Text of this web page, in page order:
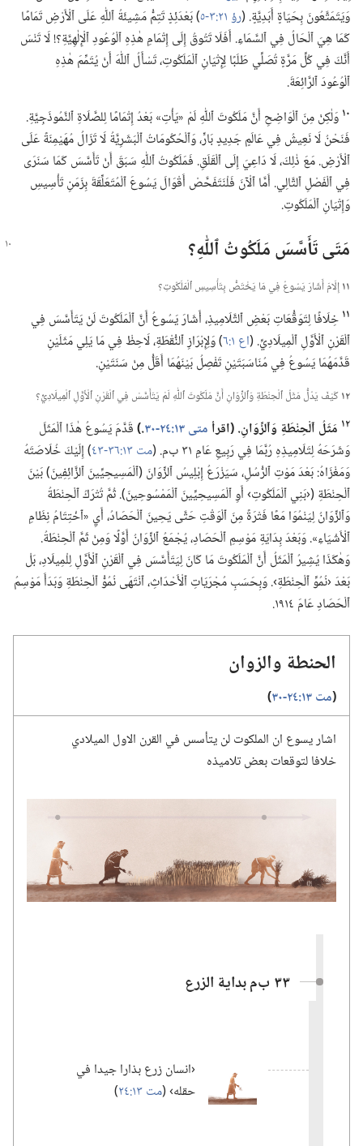
وَيَتَمَتَّعُونَ بِحَيَاةٍ أَبَدِيَّةٍ.‏ (‏رؤ ٢١:‏​٣-‏٥
‏)‏ بَعْدَئِذٍ تَتِمُّ مَشِيئَةُ ٱللّٰهِ عَلَى ٱلْأَرْضِ تَمَامًا
كَمَا هِيَ ٱلْحَالُ فِي ٱلسَّمَاءِ.‏ أَفَلَا تَتُوقُ إِلَى إِتْمَامِ هٰذِهِ ٱلْوُعُودِ ٱلْإِلٰهِيَّةِ؟‏!‏ لَا تَنْسَ
أَنَّكَ فِي كُلِّ مَرَّةٍ تُصَلِّي طَلَبًا لِإِتْيَانِ ٱلْمَلَكُوتِ،‏ تَسْأَلُ ٱللّٰهَ أَنْ يُتَمِّمَ هٰذِهِ
ٱلْوُعُودَ ٱلرَّائِعَةَ.‏
١٠ وَلٰكِنْ مِنَ ٱلْوَاضِحِ أَنَّ مَلَكُوتَ ٱللّٰهِ لَمْ «يَأْتِ» بَعْدُ إِتْمَامًا لِلصَّلَاةِ ٱلنَّمُوذَجِيَّةِ.‏
فَنَحْنُ لَا نَعِيشُ فِي عَالَمٍ جَدِيدٍ بَارٍّ،‏ وَٱلْحُكُومَاتُ ٱلْبَشَرِيَّةُ لَا تَزَالُ مُهَيْمِنَةً عَلَى
ٱلْأَرْضِ.‏ مَعَ ذٰلِكَ،‏ لَا دَاعِيَ إِلَى ٱلْقَلَقِ.‏ فَمَلَكُوتُ ٱللّٰهِ سَبَقَ أَنْ تَأَسَّسَ كَمَا سَنَرَى
فِي ٱلْفَصْلِ ٱلتَّالِي.‏ أَمَّا ٱلْآنَ فَلْنَتَفَحَّصْ أَقْوَالَ يَسُوعَ ٱلْمُتَعَلِّقَةَ بِزَمَنِ تَأْسِيسِ
وَإِتْيَانِ ٱلْمَلَكُوتِ.‏
مَتَى تَأَسَّسَ مَلَكُوتُ ٱللّٰهِ؟‏
١١إِلَامَ أَشَارَ يَسُوعُ فِي مَا يَخْتَصُّ بِتَأْسِيسِ ٱلْمَلَكُوتِ؟‏
١١ خِلَافًا لِتَوَقُّعَاتِ بَعْضِ ٱلتَّلَامِيذِ،‏ أَشَارَ يَسُوعُ أَنَّ ٱلْمَلَكُوتَ لَنْ يَتَأَسَّسَ فِي
ٱلْقَرْنِ ٱلْأَوَّلِ ٱلْمِيلَادِيِّ.‏ (‏اع ١:‏٦
‏)‏ وَلِإِبْرَازِ ٱلنُّقْطَةِ،‏ لَاحِظْ فِي مَا يَلِي مَثَلَيْنِ
قَدَّمَهُمَا يَسُوعُ فِي مُنَاسَبَتَيْنِ تَفْصِلُ بَيْنَهُمَا أَقَلُّ مِنْ سَنَتَيْنِ.‏
١٢كَيْفَ يَدُلُّ مَثَلُ ٱلْحِنْطَةِ وَٱلزِّوَانِ أَنَّ مَلَكُوتَ ٱللّٰهِ لَمْ يَتَأَسَّسْ فِي ٱلْقَرْنِ ٱلْأَوَّلِ ٱلْمِيلَادِيِّ؟‏
١٢ مَثَلُ ٱلْحِنْطَةِ وَٱلزِّوَانِ.‏ (‏اقرأ متى ١٣:‏​٢٤-‏٣٠ ‏.‏)‏قَدَّمَ يَسُوعُ هٰذَا ٱلْمَثَلَ
وَشَرَحَهُ لِتَلَامِيذِهِ رُبَّمَا فِي رَبِيعِ عَامِ ٣١ ب‌م.‏ (‏
مت ١٣:‏​٣٦-‏٤٣
‏)‏ إِلَيْكَ خُلَاصَتَهُ
وَمَغْزَاهُ:‏ بَعْدَ مَوْتِ ٱلرُّسُلِ،‏ سَيَزْرَعُ إِبْلِيسُ ٱلزِّوَانَ (‏ٱلْمَسِيحِيِّينَ ٱلزَّائِفِينَ)‏ بَيْنَ
ٱلْحِنْطَةِ (‏‹بَنِي ٱلْمَلَكُوتِ› أَوِ ٱلْمَسِيحِيِّينَ ٱلْمَمْسُوحِينَ)‏.‏ ثُمَّ تُتْرَكُ ٱلْحِنْطَةُ
وَٱلزِّوَانُ لِيَنْمُوَا مَعًا فَتْرَةً مِنَ ٱلْوَقْتِ حَتَّى يَحِينَ ٱلْحَصَادُ،‏ أَيِ «ٱخْتِتَامُ نِظَامِ
ٱلْأَشْيَاءِ».‏ وَبَعْدَ بِدَايَةِ مَوْسِمِ ٱلْحَصَادِ،‏ يُجْمَعُ ٱلزِّوَانُ أَوَّلًا وَمِنْ ثَمَّ ٱلْحِنْطَةُ.‏
وَهٰكَذَا يُشِيرُ ٱلْمَثَلُ أَنَّ ٱلْمَلَكُوتَ مَا كَانَ لِيَتَأَسَّسَ فِي ٱلْقَرْنِ ٱلْأَوَّلِ لِلْمِيلَادِ،‏ بَلْ
بَعْدَ ‹نُمُوِّ ٱلْحِنْطَةِ›.‏ وَبِحَسَبِ مُجْرَيَاتِ ٱلْأَحْدَاثِ،‏ ٱنْتَهَى نُمُوُّ ٱلْحِنْطَةِ وَبَدَأَ مَوْسِمُ
ٱلْحَصَادِ عَامَ ١٩١٤.‏
الحنطة والزوان
‏(‏مت ١٣:‏​٢٤-‏٣٠
‏)‏
اشار يسوع ان الملكوت لن يتأسس في القرن الاول الميلادي
خلافا لتوقعات بعض تلاميذه
٣٣ ب‌م بداية الزرع
‏‹انسان زرع بذارا جيدا في
حقله› (‏مت ١٣:‏٢٤ ‏)‏